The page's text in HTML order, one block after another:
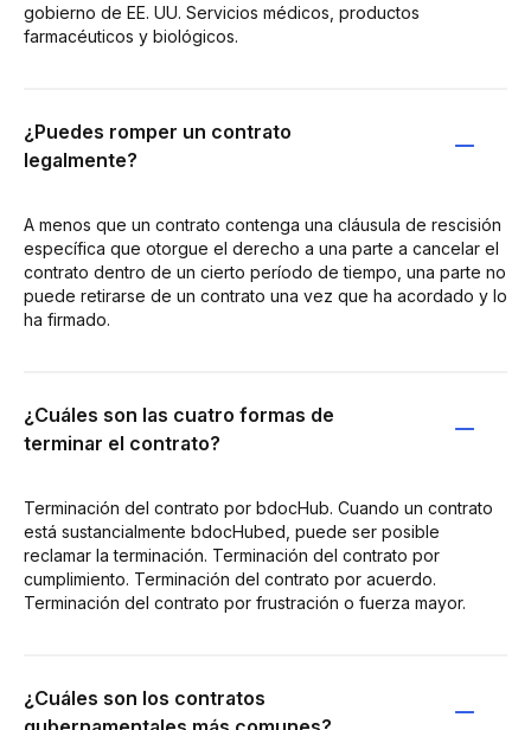
gobierno de EE. UU. Servicios médicos, productos
farmacéuticos y biológicos.
¿Puedes romper un contrato
legalmente?
A menos que un contrato contenga una cláusula de rescisión
específica que otorgue el derecho a una parte a cancelar el
contrato dentro de un cierto período de tiempo, una parte no
puede retirarse de un contrato una vez que ha acordado y lo
ha firmado.
¿Cuáles son las cuatro formas de
terminar el contrato?
Terminación del contrato por bdocHub. Cuando un contrato
está sustancialmente bdocHubed, puede ser posible
reclamar la terminación. Terminación del contrato por
cumplimiento. Terminación del contrato por acuerdo.
Terminación del contrato por frustración o fuerza mayor.
¿Cuáles son los contratos